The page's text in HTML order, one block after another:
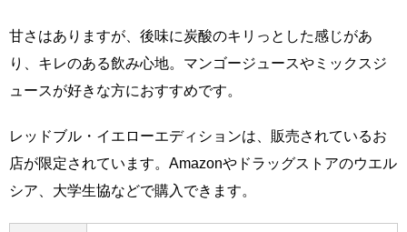
甘さはありますが、後味に炭酸のキリっとした感じがあ
り、キレのある飲み心地。マンゴージュースやミックスジ
ュースが好きな方におすすめです。
レッドブル・イエローエディションは、販売されているお
店が限定されています。Amazonやドラッグストアのウエル
シア、大学生協などで購入できます。